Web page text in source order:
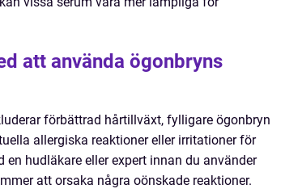
att använda ögonbryns
förbättrad hårtillväxt, fylligare ögonbryn
allergiska reaktioner eller irritationer för
hudläkare eller expert innan du använder
att orsaka några oönskade reaktioner.